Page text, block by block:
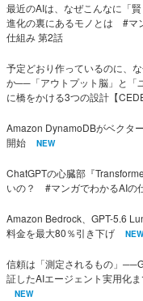
最近のAIは、なぜこんなに「
進化の裏にあるモノとは #マ
仕組み 第2話
予定どおり作っているのに、
か──「アウトプット脳」と「
に橋をかける3つの設計【
Amazon DynamoDBがベクタ
開始
NEW
ChatGPTの心臓部『
いの？ #マンガでわかるAIの
Amazon Bedrock、GPT-5.6
料金を最大80％引き下げ
NEW
信頼は「測定されるもの」
証したAIエージェント実用化
NEW